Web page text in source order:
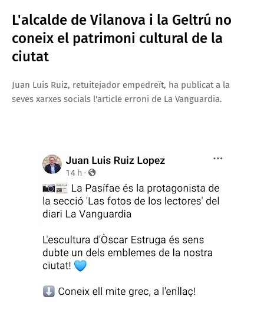
L'alcalde de Vilanova i la Geltrú no
coneix el patrimoni cultural de la
ciutat
Juan Luis Ruiz, retuitejador empedreït, ha publicat a la
seves xarxes socials l'article erroni de La Vanguardia.